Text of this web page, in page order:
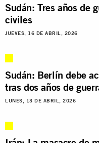
Sudán: Tres años de
civiles
JUEVES, 16 DE ABRIL, 2026
Sudán: Berlín debe
tras dos años de
LUNES, 13 DE ABRIL, 2026